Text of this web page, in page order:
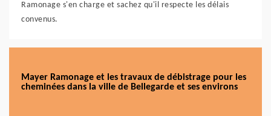
Ramonage s'en charge et sachez qu'il respecte les délais
convenus.
Mayer Ramonage et les travaux de débistrage pour les
cheminées dans la ville de Bellegarde et ses environs